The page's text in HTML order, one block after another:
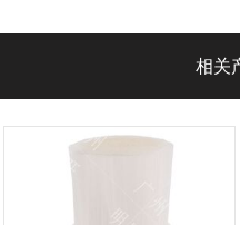
相关